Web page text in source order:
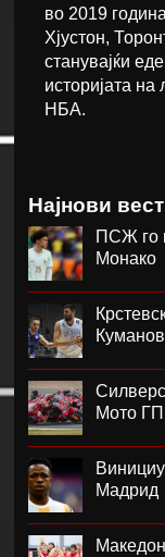
во 2019
Хјустон,
станувајќи
историјата на
НБА.
Најнови
ПСЖ го
Монако
Мото
Мадрид